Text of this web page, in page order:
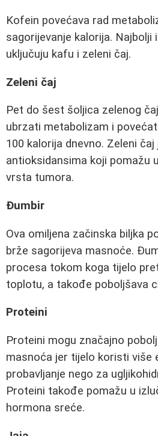
Kofein povećava rad
sagorijevanje kalorija. Najbolji
uključuju kafu i zeleni čaj.
Zeleni čaj
Pet do šest šoljica zelenog
ubrzati metabolizam i
100 kalorija dnevno. Zeleni
antioksidansima koji pomažu
vrsta tumora.
Đumbir
Ova omiljena začinska biljka
brže sagorijeva masnoće.
procesa tokom koga tijelo
toplotu, a takođe poboljšava
Proteini
Proteini mogu značajno
masnoća jer tijelo koristi više
probavljanje nego za
Proteini takođe pomažu u
hormona sreće.